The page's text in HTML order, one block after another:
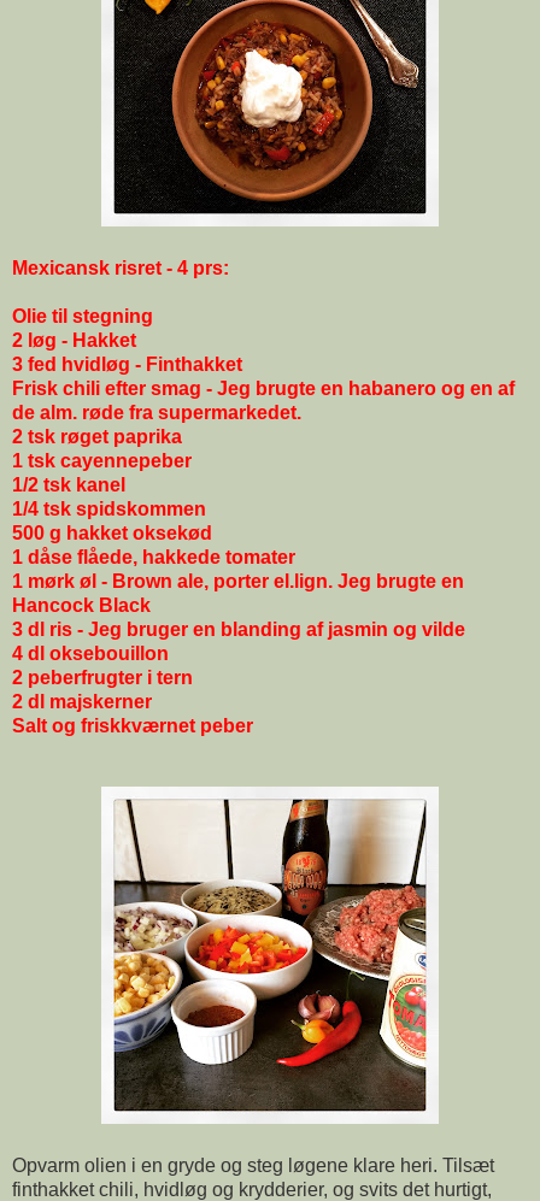
Mexicansk risret - 4 prs:
Olie til stegning
2 løg - Hakket
3 fed hvidløg - Finthakket
Frisk chili efter smag - Jeg brugte en habanero og en af
de alm. røde fra supermarkedet.
2 tsk røget paprika
1 tsk cayennepeber
1/2 tsk kanel
1/4 tsk spidskommen
500 g hakket oksekød
1 dåse flåede, hakkede tomater
1 mørk øl - Brown ale, porter el.lign. Jeg brugte en
Hancock Black
3 dl ris - Jeg bruger en blanding af jasmin og vilde
4 dl oksebouillon
2 peberfrugter i tern
2 dl majskerner
Salt og friskkværnet peber
Opvarm olien i en gryde og steg løgene klare heri. Tilsæt
finthakket chili, hvidløg og krydderier, og svits det hurtigt,